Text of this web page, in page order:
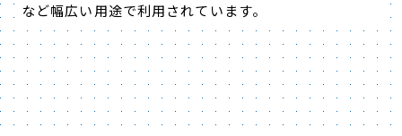
など幅広い用途で利用されています。